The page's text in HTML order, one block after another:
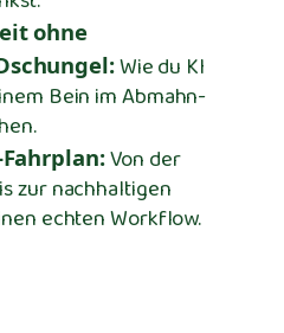
ohne
Wie du KI
Bein im Abmahn-
Von der
zur nachhaltigen
echten Workflow.